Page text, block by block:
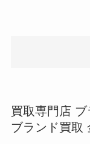
買取専門店
ブランド買取